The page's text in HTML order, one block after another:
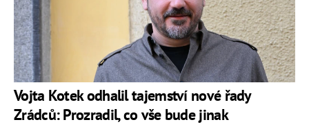
Vojta Kotek odhalil tajemství nové řady
Zrádců: Prozradil, co vše bude jinak